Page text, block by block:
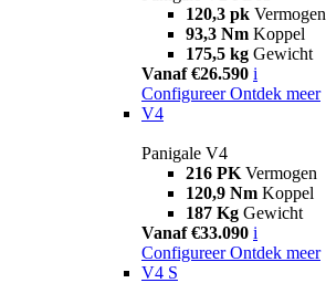
120,3 pk Vermogen
93,3 Nm Koppel
175,5 kg Gewicht
Vanaf €26.590 i
Configureer Ontdek meer
V4
Panigale V4
216 PK Vermogen
120,9 Nm Koppel
187 Kg Gewicht
Vanaf €33.090 i
Configureer Ontdek meer
V4 S